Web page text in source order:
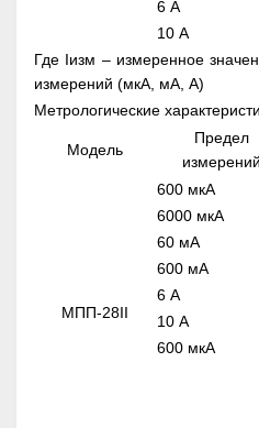
6 А
10 А
Где Iизм – измеренное
измерений (мкА, мА, А)
Метрологические
Модель
Предел
измерений
МПП-28II
600 мкА
6000 мкА
60 мА
600 мА
6 А
10 А
600 мкА